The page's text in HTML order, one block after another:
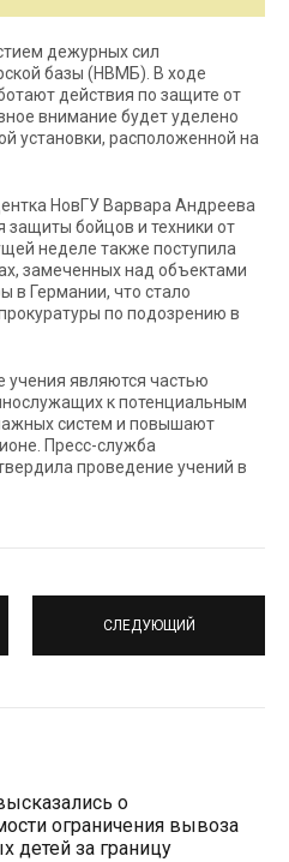
дежурных сил
базы (НВМБ). В ходе
действия по защите от
внимание будет уделено
установки, расположенной на
НовГУ Варвара Андреева
защиты бойцов и техники от
неделе также поступила
замеченных над объектами
в Германии, что стало
по подозрению в
учения являются частью
к потенциальным
систем и повышают
Пресс-служба
проведение учений в
СЛЕДУЮЩИЙ
о
ограничения вывоза
детей за границу